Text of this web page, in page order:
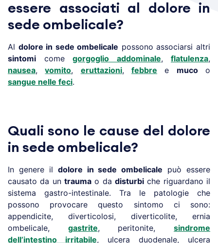
essere associati al dolore in
sede ombelicale?
Al dolore in sede ombelicale possono associarsi altri
sintomi come gorgoglio addominale, flatulenza,
nausea,vomito, eruttazioni,febbre e mucoo
sangue nelle feci.
Quali sono le cause del dolore
in sede ombelicale?
In genere il dolore in sede ombelicale può essere
causato da un trauma o da disturbi che riguardano il
sistema gastro-intestinale. Tra le patologie che
possono provocare questo sintomo ci sono:
appendicite, diverticolosi, diverticolite, ernia
ombelicale, gastrite, peritonite,sindrome
dell’intestino irritabile, ulcera duodenale, ulcera